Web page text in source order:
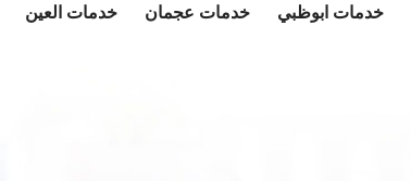
خدمات ابوظبي خدمات عجمان خدمات العين